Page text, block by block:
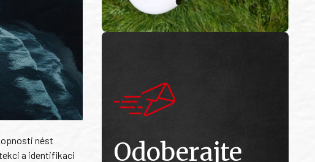
nést
a identifikaci
Odoberajte